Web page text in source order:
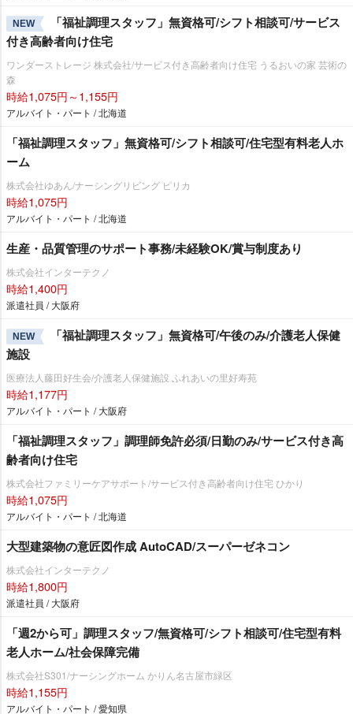
NEW
「福祉調理スタッフ」無資格可/シフト相談可/サービス
付き高齢者向け住宅
ワンダーストレージ 株式会社/サービス付き高齢者向け住宅 うるおいの家 芸術の
森
時給1,075円～1,155円
アルバイト・パート / 北海道
「福祉調理スタッフ」無資格可/シフト相談可/住宅型有料老人ホ
ーム
株式会社ゆあん/ナーシングリビング ピリカ
時給1,075円
アルバイト・パート / 北海道
生産・品質管理のサポート事務/未経験OK/賞与制度あり
株式会社インターテクノ
時給1,400円
派遣社員 / 大阪府
NEW
「福祉調理スタッフ」無資格可/午後のみ/介護老人保健
施設
医療法人藤田好生会/介護老人保健施設 ふれあいの里好寿苑
時給1,177円
アルバイト・パート / 大阪府
「福祉調理スタッフ」調理師免許必須/日勤のみ/サービス付き高
齢者向け住宅
株式会社ファミリーケアサポート/サービス付き高齢者向け住宅 ひかり
時給1,075円
アルバイト・パート / 北海道
大型建築物の意匠図作成 AutoCAD/スーパーゼネコン
株式会社インターテクノ
時給1,800円
派遣社員 / 大阪府
「週2から可」調理スタッフ/無資格可/シフト相談可/住宅型有料
老人ホーム/社会保障完備
株式会社S301/ナーシングホーム かりん名古屋市緑区
時給1,155円
アルバイト・パート / 愛知県